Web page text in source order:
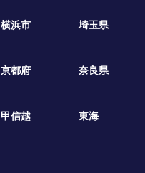
横浜市 埼玉県
京都府 奈良県
甲信越 東海